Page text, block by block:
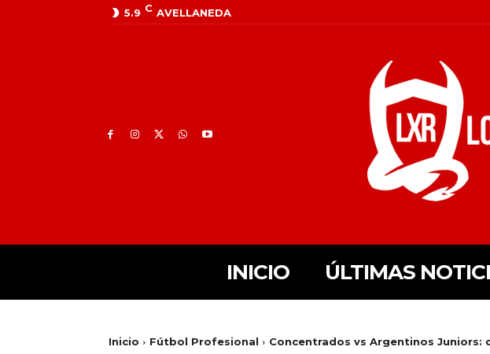
5.9 C AVELLANEDA
INICIO ÚLTIMAS
Inicio Fútbol Profesional Concentrados vs Argentinos Juniors: